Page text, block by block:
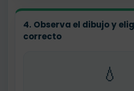
4. Observa el dibujo y
correcto
💧